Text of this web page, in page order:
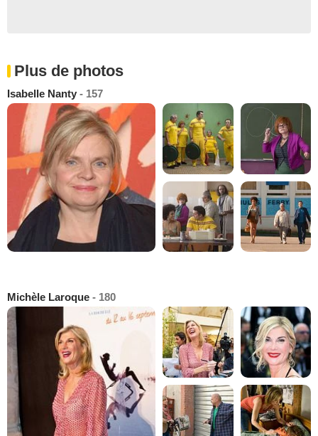
Plus de photos
Isabelle Nanty - 157
Michèle Laroque - 180